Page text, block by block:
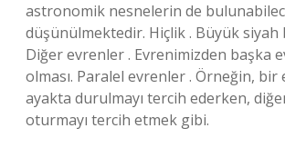
astronomik nesnelerin de
düşünülmektedir. Hiçlik . Büyük siyah
Diğer evrenler . Evrenimizden başka
olması. Paralel evrenler . Örneğin, bir
ayakta durulmayı tercih ederken,
oturmayı tercih etmek gibi.